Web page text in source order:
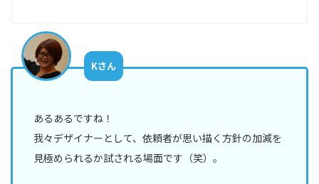
Kさん
あるあるですね！
我々デザイナーとして、依頼者が思い描く方針の加減を
見極められるか試される場面です（笑）。